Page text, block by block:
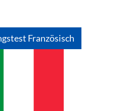
Französisch